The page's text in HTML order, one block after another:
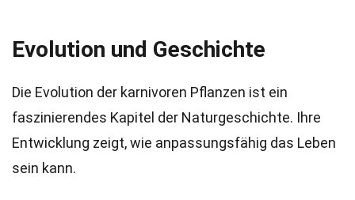
Evolution und Geschichte
Die Evolution der karnivoren Pflanzen ist ein
faszinierendes Kapitel der Naturgeschichte. Ihre
Entwicklung zeigt, wie anpassungsfähig das Leben
sein kann.